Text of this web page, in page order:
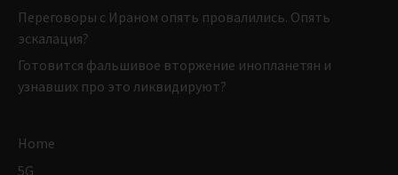
Переговоры с Ираном опять провалились. Опять
эскалация?
Готовится фальшивое вторжение инопланетян и
узнавших про это ликвидируют?
Home
5G